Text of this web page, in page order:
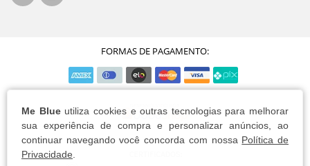
Me Blueutiliza cookies e outras tecnologias para melhorar
sua experiência de compra e personalizar anúncios, ao
continuar navegando você concorda com nossa Política de
Privacidade.
FORMAS DE PAGAMENTO: